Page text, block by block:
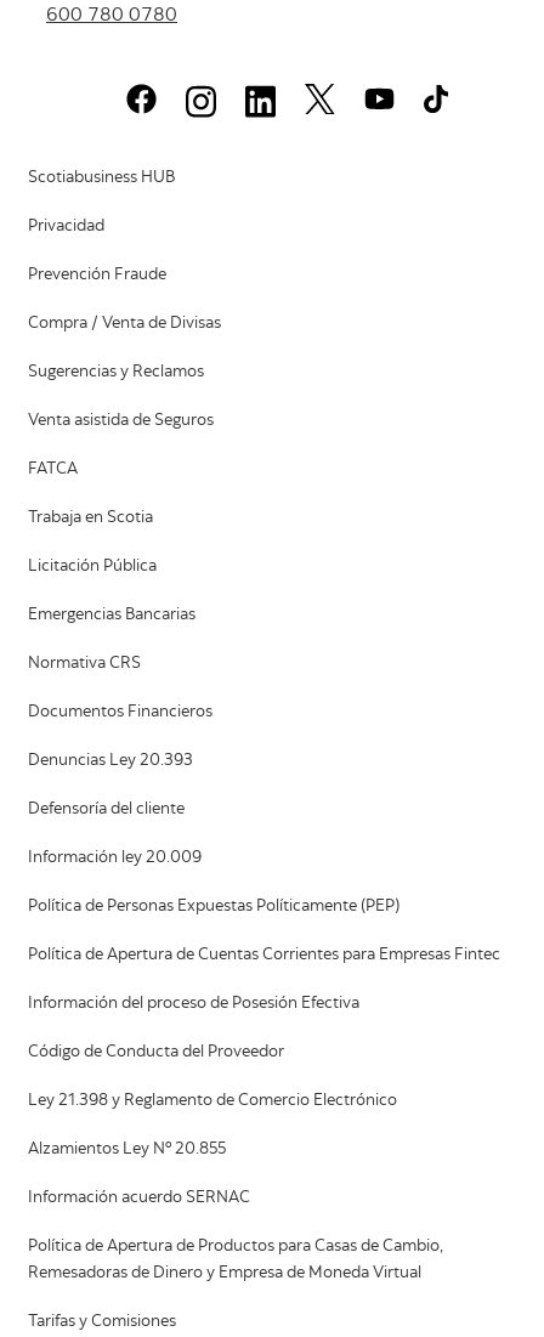
600 780 0780
Scotiabusiness HUB
Privacidad
Prevención Fraude
Compra / Venta de Divisas
Sugerencias y Reclamos
Venta asistida de Seguros
FATCA
Trabaja en Scotia
Licitación Pública
Emergencias Bancarias
Normativa CRS
Documentos Financieros
Denuncias Ley 20.393
Defensoría del cliente
Información ley 20.009
Política de Personas Expuestas Políticamente (PEP)
Política de Apertura de Cuentas Corrientes para Empresas Fintec
Información del proceso de Posesión Efectiva
Código de Conducta del Proveedor
Ley 21.398 y Reglamento de Comercio Electrónico
Alzamientos Ley Nº 20.855
Información acuerdo SERNAC
Política de Apertura de Productos para Casas de Cambio,
Remesadoras de Dinero y Empresa de Moneda Virtual
Tarifas y Comisiones